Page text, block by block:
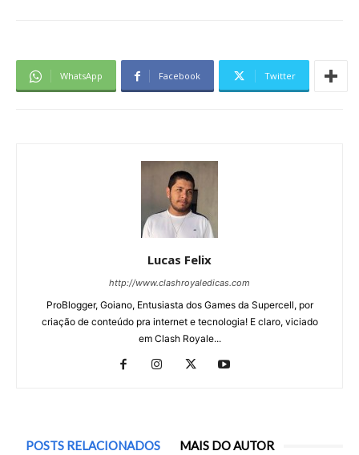
WhatsApp Facebook Twitter
Lucas Felix
http://www.clashroyaledicas.com
ProBlogger, Goiano, Entusiasta dos Games da Supercell, por
criação de conteúdo pra internet e tecnologia! E claro, viciado
em Clash Royale...
POSTS RELACIONADOS MAIS DO AUTOR